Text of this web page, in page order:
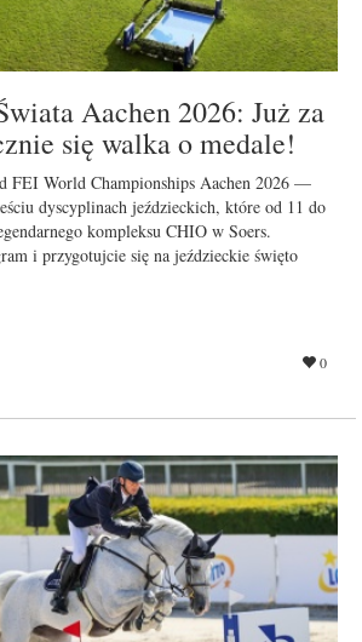
Aachen 2026: Już za
się walka o medale!
FEI World Championships Aachen 2026 —
dyscyplinach jeździeckich, które od 11 do
kompleksu CHIO w Soers.
i przygotujcie się na jeździeckie święto
0